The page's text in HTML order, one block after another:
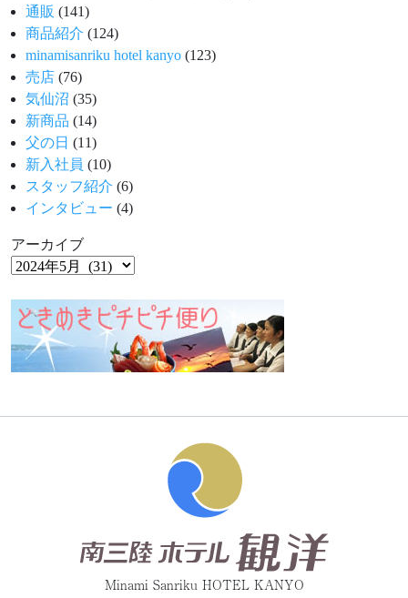
通販 (141)
商品紹介 (124)
minamisanriku hotel kanyo (123)
売店 (76)
気仙沼 (35)
新商品 (14)
父の日 (11)
新入社員 (10)
スタッフ紹介 (6)
インタビュー (4)
アーカイブ
Minami Sanriku HOTEL KANYO